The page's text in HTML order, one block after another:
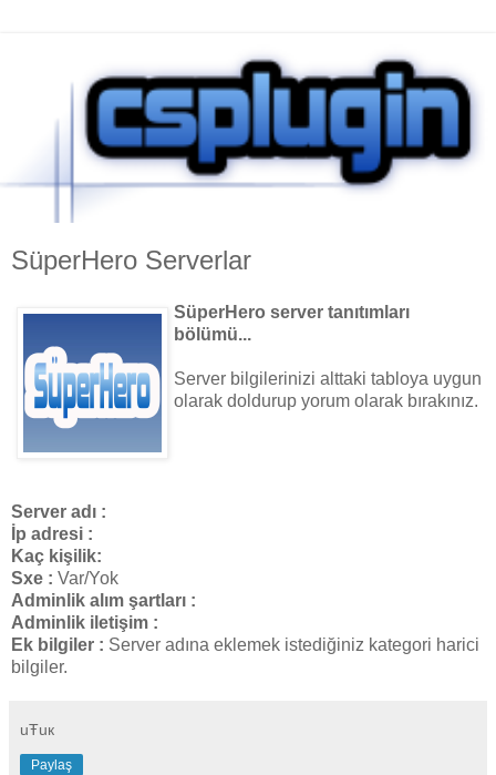
SüperHero Serverlar
SüperHero server tanıtımları
bölümü...
Server bilgilerinizi alttaki tabloya uygun
olarak doldurup yorum olarak bırakınız.
Server adı :
İp adresi :
Kaç kişilik:
Sxe : Var/Yok
Adminlik alım şartları :
Adminlik iletişim :
Ek bilgiler : Server adına eklemek istediğiniz kategori harici
bilgiler.
uŦuк
Paylaş